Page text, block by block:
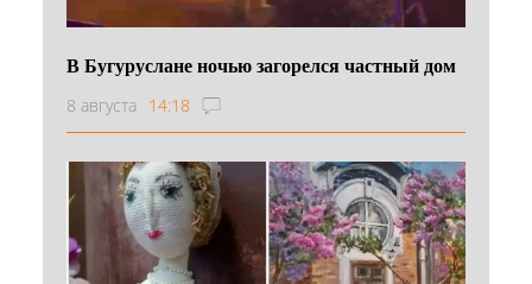
В Бугуруслане ночью загорелся частный дом
8 августа 14:18